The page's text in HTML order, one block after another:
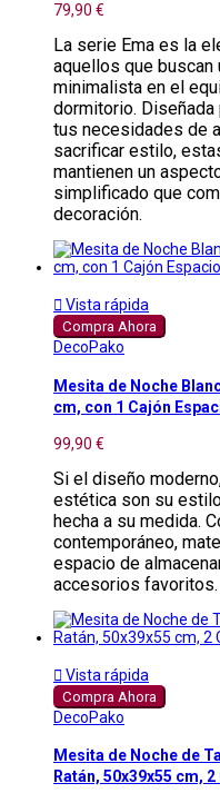
79,90 €
La serie Ema es la
aquellos que buscan
minimalista en el
dormitorio.
tus necesidades de
sacrificar estilo,
mantienen un
simplificado que
decoración.
 Vista rápida
Compra Ahora
DecoPako
Mesita de Noche
cm, con 1 Cajón
99,90 €
Si el diseño
estética son su
hecha a su medida.
contemporáneo,
espacio de
accesorios favoritos.
 Vista rápida
Compra Ahora
DecoPako
Mesita de Noche de
Ratán, 50x39x55 cm,